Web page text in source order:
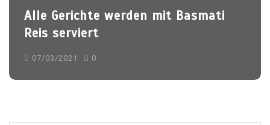
Alle Gerichte werden mit Basmati
Reis serviert
07/03/2021 0